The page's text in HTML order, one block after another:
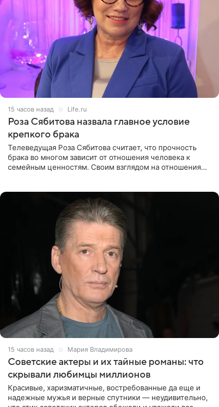
15 часов назад Life.ru
Роза Сябитова назвала главное условие
крепкого брака
Телеведущая Роза Сябитова считает, что прочность
брака во многом зависит от отношения человека к
семейным ценностям. Своим взглядом на отношения
15 часов назад Мария Владимирова
Советские актеры и их тайные романы: что
скрывали любимцы миллионов
Красивые, харизматичные, востребованные да еще и
надежные мужья и верные спутники — неудивительно,